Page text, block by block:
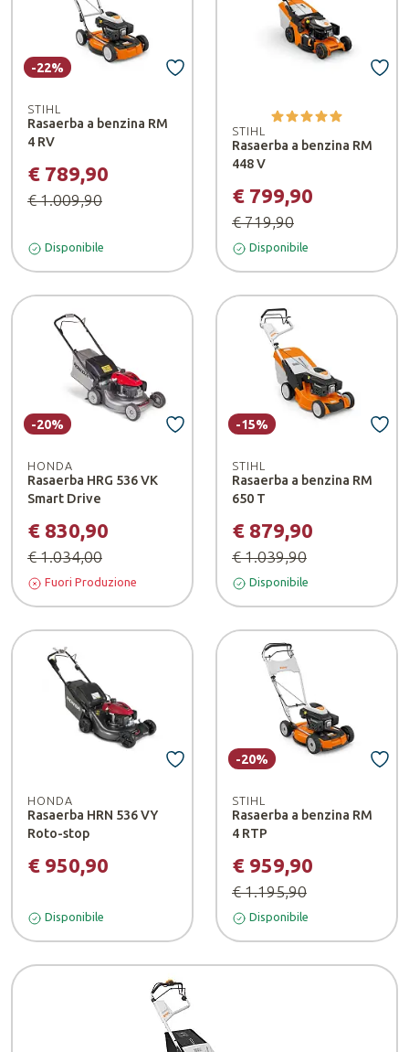
STIHL
Rasaerba a benzina RM
4 RV
€ 789,90
€ 1.009,90
-22%
Disponibile
STIHL
Rasaerba a benzina RM
448 V
€ 799,90
€ 719,90
Disponibile
HONDA
Rasaerba HRG 536 VK
Smart Drive
€ 830,90
€ 1.034,00
-20%
Fuori Produzione
STIHL
Rasaerba a benzina RM
650 T
€ 879,90
€ 1.039,90
-15%
Disponibile
HONDA
Rasaerba HRN 536 VY
Roto-stop
€ 950,90
Disponibile
STIHL
Rasaerba a benzina RM
4 RTP
€ 959,90
€ 1.195,90
-20%
Disponibile